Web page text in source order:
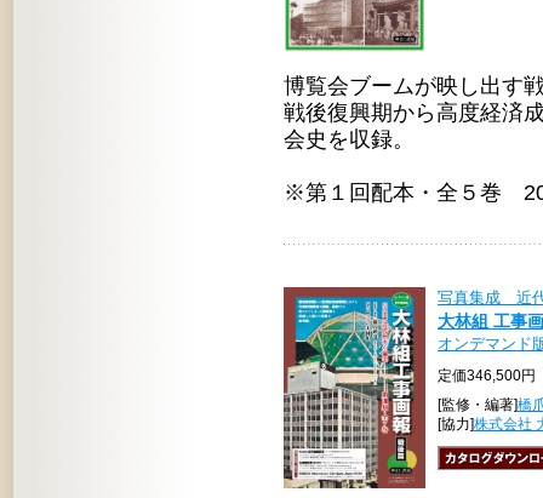
博覧会ブームが映し出す
戦後復興期から高度経済
会史を収録。
※第１回配本・全５巻
写真集成 近
大林組 工事
オンデマンド
定価346,500
[監修・編著]橋
[協力]株式会社